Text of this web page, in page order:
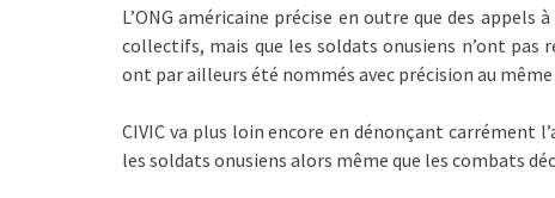
L’ONG américaine précise en outre que des
collectifs, mais que les soldats onusiens n’ont pas
ont par ailleurs été nommés avec précision au
CIVIC va plus loin encore en dénonçant carrément
les soldats onusiens alors même que les combats